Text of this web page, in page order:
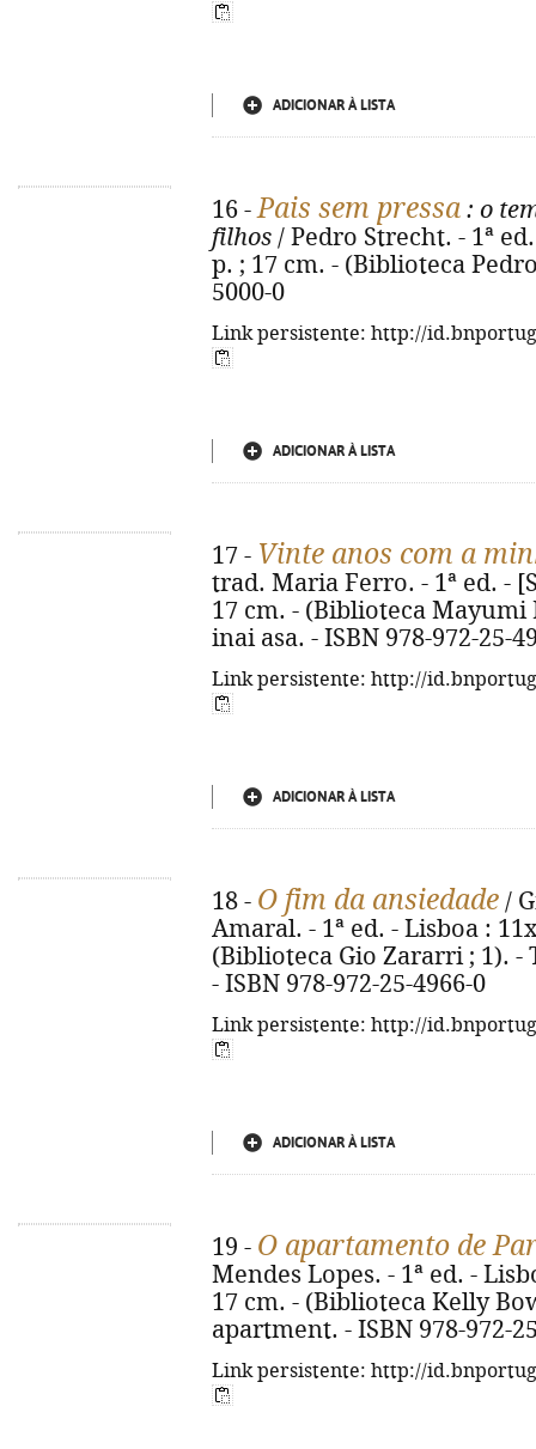
ADICIONAR À LISTA
16 -Pais sem pressa : o
filhos / Pedro Strecht. - 1ª
p. ; 17 cm. - (Biblioteca
5000-0
Link persistente: http://
ADICIONAR À LISTA
17 - Vinte anos com a
trad. Maria Ferro. - 1ª ed. -
17 cm. - (Biblioteca
inai asa. - ISBN 978-972-25-
Link persistente: http://
ADICIONAR À LISTA
18 - O fim da ansiedade /
Amaral. - 1ª ed. - Lisboa :
(Biblioteca Gio Zararri ; 1).
- ISBN 978-972-25-4966-0
Link persistente: http://
ADICIONAR À LISTA
19 - O apartamento de
Mendes Lopes. - 1ª ed. -
17 cm. - (Biblioteca Kelly
apartment. - ISBN 978-972-
Link persistente: http://